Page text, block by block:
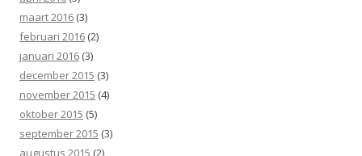
maart 2016 (3)
februari 2016 (2)
januari 2016 (3)
december 2015 (3)
november 2015 (4)
oktober 2015 (5)
september 2015 (3)
augustus 2015 (2)